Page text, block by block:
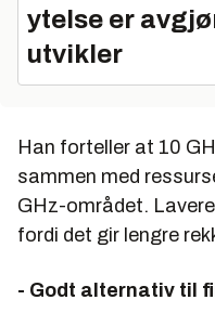
ytelse er
utvikler
Han forteller at 10
sammen med
GHz-området.
fordi det gir lengre
- Godt alternativ til